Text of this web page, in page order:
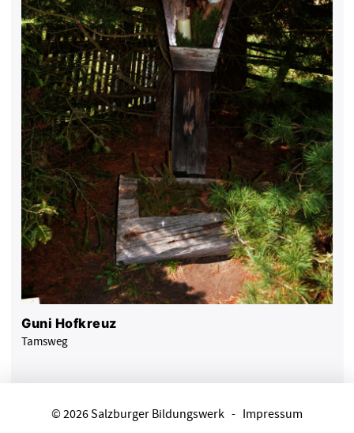
Guni Hofkreuz
Tamsweg
© 2026 Salzburger Bildungswerk - Impressum